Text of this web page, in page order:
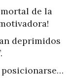
de la
deprimidos
posicionarse…